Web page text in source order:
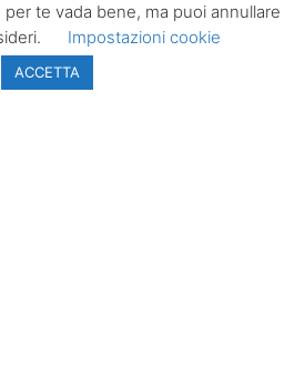
te vada bene, ma puoi annullare
Impostazioni cookie
ACCETTA